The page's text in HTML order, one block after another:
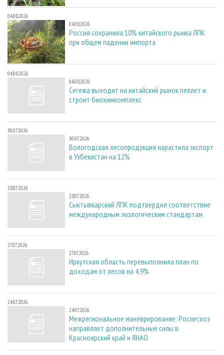
04.08.2026
04.08.2026
Россия сохранила 10% китайского рынка ЛПК
при общем падении импорта
04.08.2026
04.08.2026
Сегежа выходит на китайский рынок пеллет и
строит биохимкомплекс
30.07.2026
30.07.2026
Вологодская лесопродукция нарастила экспорт
в Узбекистан на 12%
28.07.2026
28.07.2026
Сыктывкарский ЛПК подтвердил соответствие
международным экологическим стандартам
27.07.2026
27.07.2026
Иркутская область перевыполнила план по
доходам от лесов на 4,9%
24.07.2026
24.07.2026
Межрегиональное маневрирование: Рослесхоз
направляет дополнительные силы в
Красноярский край и ЯНАО